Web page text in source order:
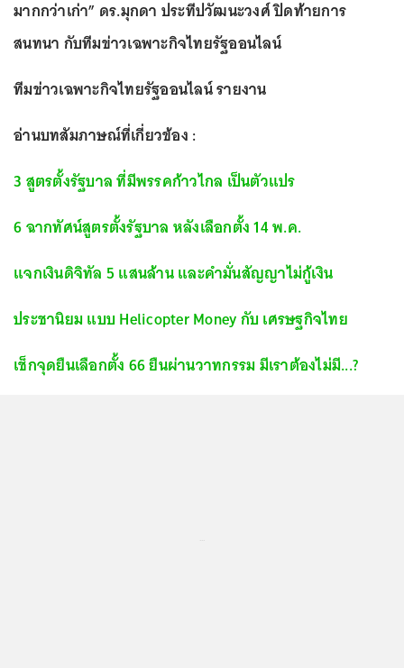
มากกว่าเก่า” ดร.มุกดา ประทีปวัฒนะวงศ์ ปิดท้ายการ
สนทนา กับทีมข่าวเฉพาะกิจไทยรัฐออนไลน์
ทีมข่าวเฉพาะกิจไทยรัฐออนไลน์ รายงาน
อ่านบทสัมภาษณ์ที่เกี่ยวข้อง :
3 สูตรตั้งรัฐบาล ที่มีพรรคก้าวไกล เป็นตัวแปร
6 ฉากทัศน์สูตรตั้งรัฐบาล หลังเลือกตั้ง 14 พ.ค.
แจกเงินดิจิทัล 5 แสนล้าน และคำมั่นสัญญาไม่กู้เงิน
ประชานิยม แบบ Helicopter Money กับ เศรษฐกิจไทย
เช็กจุดยืนเลือกตั้ง 66 ยืนผ่านวาทกรรม มีเราต้องไม่มี...?